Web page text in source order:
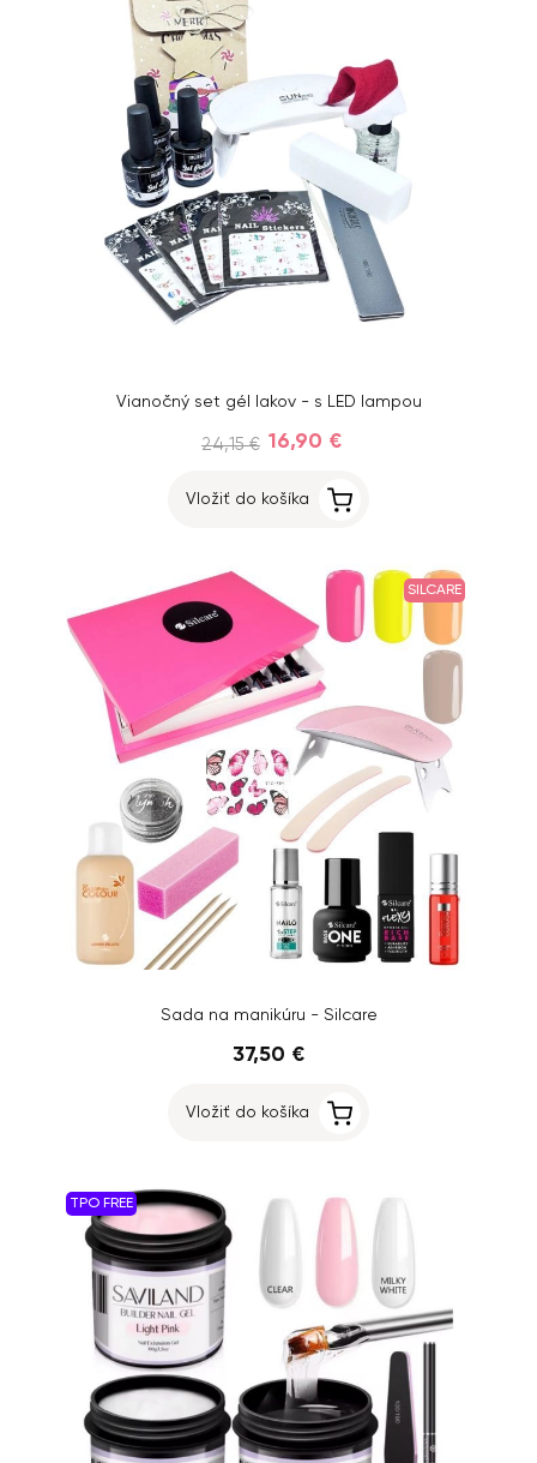
Vianočný set gél lakov - s LED lampou
24,15 € 16,90 €
Vložiť do košíka
SILCARE
Sada na manikúru - Silcare
37,50 €
Vložiť do košíka
TPO FREE